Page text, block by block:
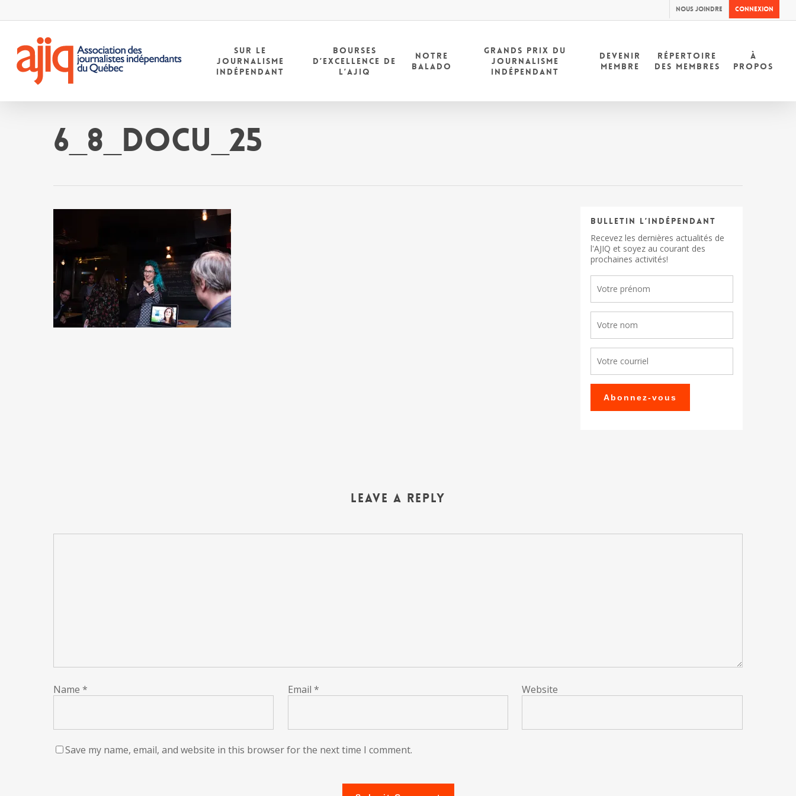
Nous joindre Connexion
SUR LE
JOURNALISME
INDÉPENDANT
BOURSES
D’EXCELLENCE DE
L’AJIQ
NOTRE
BALADO
GRANDS PRIX DU
JOURNALISME
INDÉPENDANT
DEVENIR
MEMBRE
RÉPERTOIRE
DES MEMBRES
À
PROPOS
6_8_DOCU_25
Bulletin l’indépendant
Recevez les dernières actualités de
l'AJIQ et soyez au courant des
prochaines activités!
Leave a Reply
Name * Email * Website
Save my name, email, and website in this browser for the next time I comment.